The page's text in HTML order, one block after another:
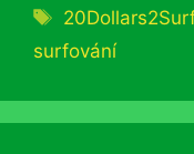
Štítky
surfování